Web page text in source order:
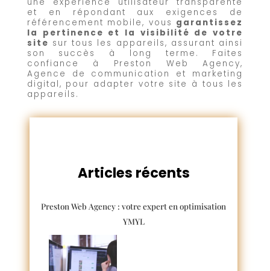
une expérience utilisateur transparente
et en répondant aux exigences de
référencement mobile, vous garantissez
la pertinence et la visibilité de votre
site sur tous les appareils, assurant ainsi
son succès à long terme. Faites
confiance à Preston Web Agency,
Agence de communication et marketing
digital, pour adapter votre site à tous les
appareils.
Articles récents
Preston Web Agency : votre expert en optimisation
YMYL